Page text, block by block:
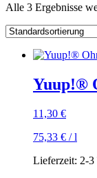
Alle 3 Ergebnisse
Yuup!®
11,30 €
75,33 € /l
Lieferzeit: 2-3